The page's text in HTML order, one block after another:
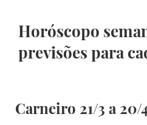
Horóscopo
previsões para
Carneiro 21/3 a 20/